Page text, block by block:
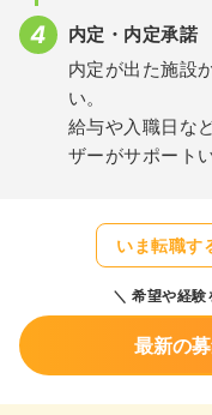
内定・内定承諾
内定が出た施設
い。
給与や入職日な
ザーがサポート
いま転職す
希望や経験
最新の